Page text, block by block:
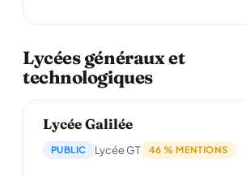
Lycées généraux et
technologiques
Lycée Galilée
PUBLIC Lycée GT 46 % MENTIONS